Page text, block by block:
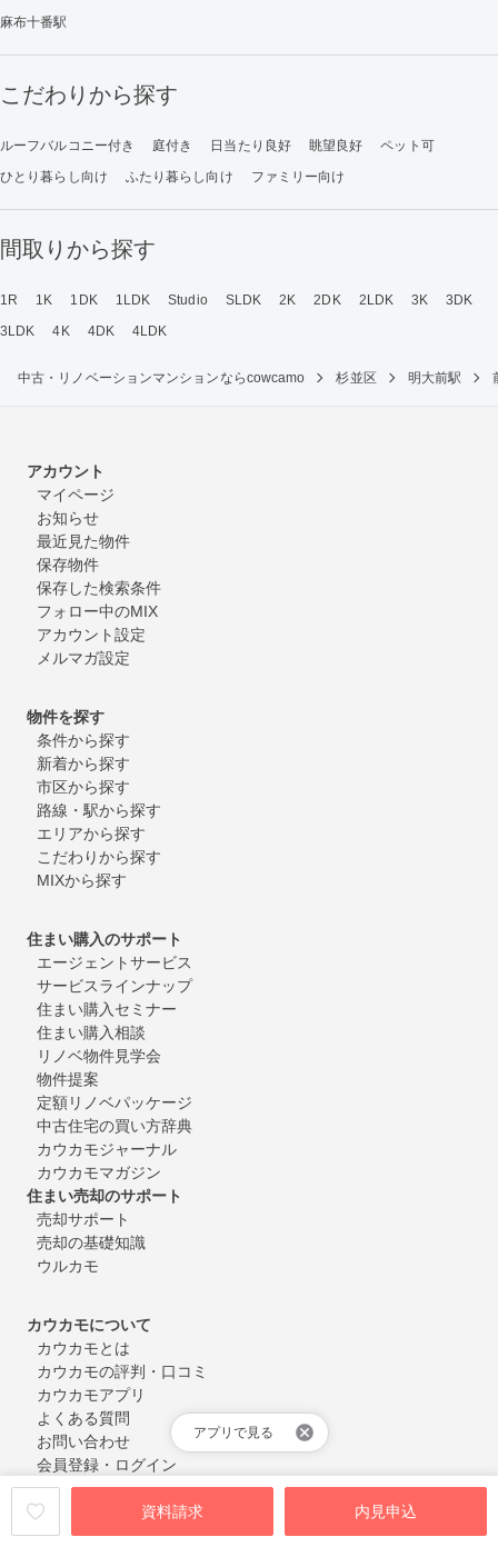
資料請求 内見申込
アプリで見る
麻布十番駅
こだわりから探す
ルーフバルコニー付き 庭付き 日当たり良好 眺望良好
ペット可
ひとり暮らし向け
ふたり暮らし向け ファミリー向け
間取りから探す
1R 1K 1DK 1LDK Studio SLDK 2K 2DK 2LDK 3K
3DK
3LDK
4K 4DK 4LDK
中古・リノベーションマンションならcowcamo 杉並区 明大前駅
アカウント
マイページ
お知らせ
最近見た物件
保存物件
保存した検索条件
フォロー中のMIX
アカウント設定
メルマガ設定
物件を探す
条件から探す
新着から探す
市区から探す
路線・駅から探す
エリアから探す
こだわりから探す
MIXから探す
住まい購入のサポート
エージェントサービス
サービスラインナップ
住まい購入セミナー
住まい購入相談
リノベ物件見学会
物件提案
定額リノベパッケージ
中古住宅の買い方辞典
カウカモジャーナル
カウカモマガジン
住まい売却のサポート
売却サポート
売却の基礎知識
ウルカモ
カウカモについて
カウカモとは
カウカモの評判・口コミ
カウカモアプリ
よくある質問
お問い合わせ
会員登録・ログイン